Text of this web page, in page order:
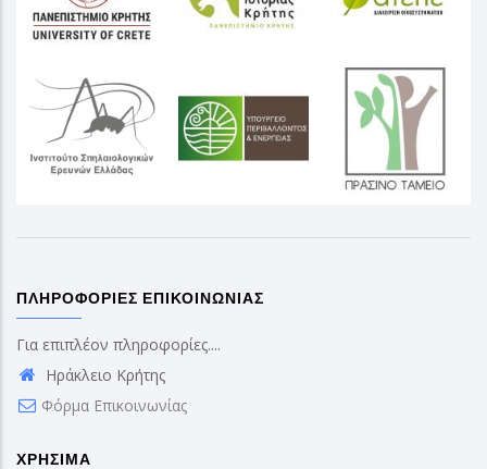
ΠΛΗΡΟΦΟΡΊΕΣ ΕΠΙΚΟΙΝΩΝΊΑΣ
Για επιπλέον πληροφορίες....
Ηράκλειο Κρήτης
Φόρμα Επικοινωνίας
ΧΡΉΣΙΜΑ